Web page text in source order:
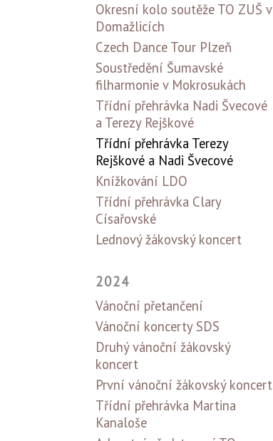
Okresní kolo soutěže TO ZUŠ v
Domažlicích
Czech Dance Tour Plzeň
Soustředění Šumavské
filharmonie v Mokrosukách
Třídní přehrávka Nadi Švecové
a Terezy Rejškové
Třídní přehrávka Terezy
Rejškové a Nadi Švecové
Knížkování LDO
Třídní přehrávka Clary
Císařovské
Lednový žákovský koncert
2024
Vánoční přetančení
Vánoční koncerty SDS
Druhý vánoční žákovský
koncert
První vánoční žákovský koncert
Třídní přehrávka Martina
Kanaloše